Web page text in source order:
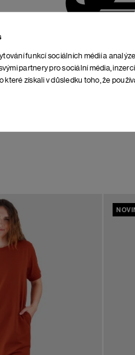
funkcí sociálních médií a
partnery pro sociální média,
které získali v důsledku toho, že